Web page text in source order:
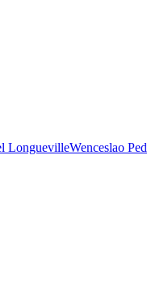
LonguevilleWenceslao